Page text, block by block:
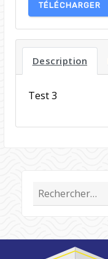
TÉLÉCHARGER
Description
Test 3
Rechercher :